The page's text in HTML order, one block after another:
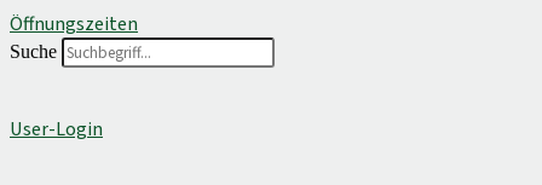
Öffnungszeiten
Suche
User-Login